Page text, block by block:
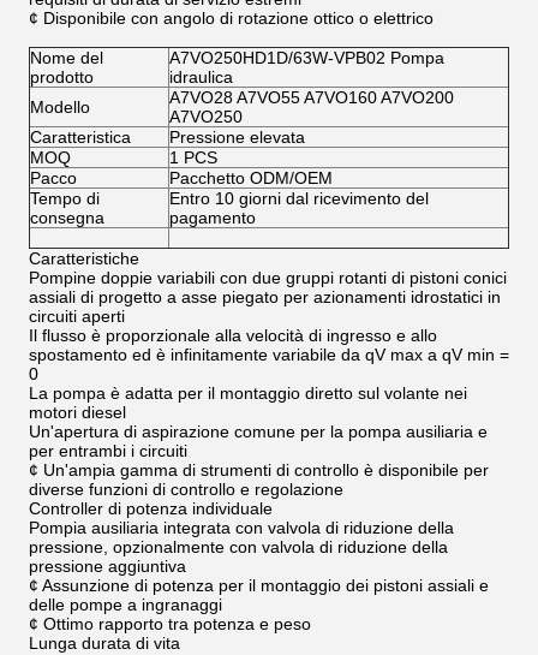
¢ Disponibile con angolo di rotazione ottico o elettrico
Nome del
prodotto
A7VO250HD1D/63W-VPB02 Pompa
idraulica
Modello
A7VO28 A7VO55 A7VO160 A7VO200
A7VO250
Caratteristica
Pressione elevata
MOQ
1 PCS
Pacco
Pacchetto ODM/OEM
Tempo di
consegna
Entro 10 giorni dal ricevimento del
pagamento
Caratteristiche
Pompine doppie variabili con due gruppi rotanti di pistoni conici
assiali di progetto a asse piegato per azionamenti idrostatici in
circuiti aperti
Il flusso è proporzionale alla velocità di ingresso e allo
spostamento ed è infinitamente variabile da qV max a qV min =
0
La pompa è adatta per il montaggio diretto sul volante nei
motori diesel
Un'apertura di aspirazione comune per la pompa ausiliaria e
per entrambi i circuiti
¢ Un'ampia gamma di strumenti di controllo è disponibile per
diverse funzioni di controllo e regolazione
Controller di potenza individuale
Pompia ausiliaria integrata con valvola di riduzione della
pressione, opzionalmente con valvola di riduzione della
pressione aggiuntiva
¢ Assunzione di potenza per il montaggio dei pistoni assiali e
delle pompe a ingranaggi
¢ Ottimo rapporto tra potenza e peso
Lunga durata di vita